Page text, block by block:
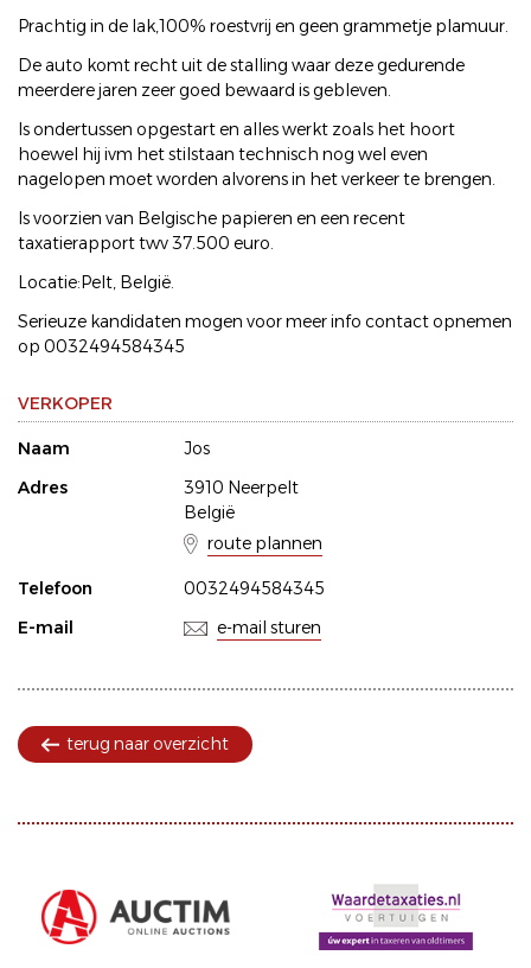
Prachtig in de lak,100% roestvrij en geen grammetje plamuur.
De auto komt recht uit de stalling waar deze gedurende
meerdere jaren zeer goed bewaard is gebleven.
Is ondertussen opgestart en alles werkt zoals het hoort
hoewel hij ivm het stilstaan technisch nog wel even
nagelopen moet worden alvorens in het verkeer te brengen.
Is voorzien van Belgische papieren en een recent
taxatierapport twv 37.500 euro.
Locatie:Pelt, België.
Serieuze kandidaten mogen voor meer info contact opnemen
op 0032494584345
VERKOPER
Naam
Jos
Adres
3910 Neerpelt
België
route plannen
Telefoon
0032494584345
E-mail
e-mail sturen
terug naar overzicht